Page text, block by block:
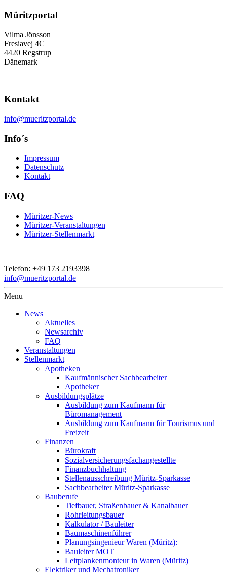
Müritzportal
Vilma Jönsson
Fresiavej 4C
4420 Regstrup
Dänemark
Kontakt
info@mueritzportal.de
Info´s
Impressum
Datenschutz
Kontakt
FAQ
Müritzer-News
Müritzer-Veranstaltungen
Müritzer-Stellenmarkt
Telefon: +49 173 2193398
info@mueritzportal.de
Menu
News
Aktuelles
Newsarchiv
FAQ
Veranstaltungen
Stellenmarkt
Apotheken
Kaufmännischer Sachbearbeiter
Apotheker
Ausbildungsplätze
Ausbildung zum Kaufmann für
Büromanagement
Ausbildung zum Kaufmann für Tourismus und
Freizeit
Finanzen
Bürokraft
Sozialversicherungsfachangestellte
Finanzbuchhaltung
Stellenausschreibung Müritz-Sparkasse
Sachbearbeiter Müritz-Sparkasse
Bauberufe
Tiefbauer, Straßenbauer & Kanalbauer
Rohrleitungsbauer
Kalkulator / Bauleiter
Baumaschinenführer
Planungsingenieur Waren (Müritz):
Bauleiter MOT
Leitplankenmonteur in Waren (Müritz)
Elektriker und Mechatroniker